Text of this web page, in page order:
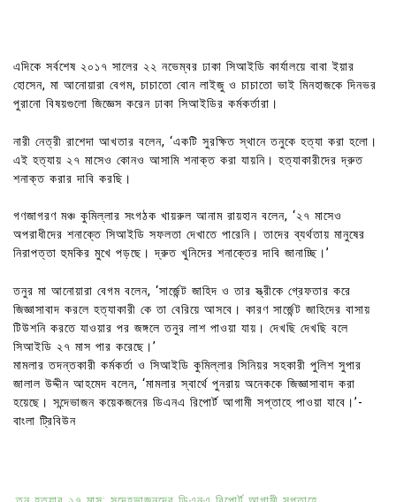
এদিকে সর্বশেষ ২০১৭ সালের ২২ নভেম্বর ঢাকা সিআইডি কার্যালয়ে বাবা ইয়ার
হোসেন, মা আনোয়ারা বেগম, চাচাতো বোন লাইজু ও চাচাতো ভাই মিনহাজকে দিনভর
পুরানো বিষয়গুলো জিজ্ঞেস করেন ঢাকা সিআইডির কর্মকর্তারা।
নারী নেত্রী রাশেদা আখতার বলেন, ‘একটি সুরক্ষিত স্থানে তনুকে হত্যা করা হলো।
এই হত্যায় ২৭ মাসেও কোনও আসামি শনাক্ত করা যায়নি। হত্যাকারীদের দ্রুত
শনাক্ত করার দাবি করছি।
গণজাগরণ মঞ্চ কুমিল্লার সংগঠক খায়রুল আনাম রায়হান বলেন, ‘২৭ মাসেও
অপরাধীদের শনাক্তে সিআইডি সফলতা দেখাতে পারেনি। তাদের ব্যর্থতায় মানুষের
নিরাপত্তা হুমকির মুখে পড়ছে। দ্রুত খুনিদের শনাক্তের দাবি জানাচ্ছি।’
তনুর মা আনোয়ারা বেগম বলেন, ‘সার্জেন্ট জাহিদ ও তার স্ত্রীকে গ্রেফতার করে
জিজ্ঞাসাবাদ করলে হত্যাকারী কে তা বেরিয়ে আসবে। কারণ সার্জেন্ট জাহিদের বাসায়
টিউশনি করতে যাওয়ার পর জঙ্গলে তনুর লাশ পাওয়া যায়। দেখছি দেখছি বলে
সিআইডি ২৭ মাস পার করেছে।’
মামলার তদন্তকারী কর্মকর্তা ও সিআইডি কুমিল্লার সিনিয়র সহকারী পুলিশ সুপার
জালাল উদ্দীন আহমেদ বলেন, ‘মামলার স্বার্থে পুনরায় অনেককে জিজ্ঞাসাবাদ করা
হয়েছে। সন্দেভাজন কয়েকজনের ডিএনএ রিপোর্ট আগামী সপ্তাহে পাওয়া যাবে।’-
বাংলা ট্রিবিউন